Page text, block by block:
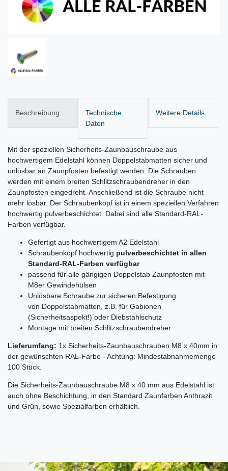
Beschreibung
Technische
Daten
Weitere Details
Mit der speziellen Sicherheits-Zaunbauschraube aus
hochwertigem Edelstahl können Doppelstabmatten sicher und
unlösbar an Zaunpfosten befestigt werden. Die Schrauben
werden mit einem breiten Schlitzschraubendreher in den
Zaunpfosten eingedreht. Anschließend ist die Schraube nicht
mehr lösbar. Der Schraubenkopf ist in einem speziellen Verfahren
hochwertig pulverbeschichtet. Dabei sind alle Standard-RAL-
Farben verfügbar.
Gefertigt aus hochwertigem A2 Edelstahl
Schraubenkopf hochwertig pulverbeschichtet in allen
Standard-RAL-Farben verfügbar
passend für alle gängigen Doppelstab Zaunpfosten mit
M8er Gewindehülsen
Unlösbare Schraube zur sicheren Befestigung
von Doppelstabmatten, z.B. für Gabionen
(Sicherheitsaspekt!) oder Diebstahlschutz
Montage mit breiten Schlitzschraubendreher
Lieferumfang: 1x Sicherheits-Zaunbauschrauben M8 x 40mm in
der gewünschten RAL-Farbe - Achtung: Mindestabnahmemenge
100 Stück.
Die Sicherheits-Zaunbauschraube M8 x 40 mm aus Edelstahl ist
auch ohne Beschichtung, in den Standard Zaunfarben Anthrazit
und Grün, sowie Spezialfarben erhältlich.
Ceres::Template.mailFormHoneypotLabel